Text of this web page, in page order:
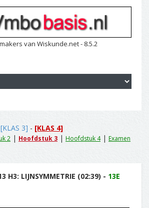
van Wiskunde.net - 8.5.2
[KLAS 3] - [KLAS 4]
2 | Hoofdstuk 3 | Hoofdstuk 4| Examen
H3: LIJNSYMMETRIE (02:39) - 13E